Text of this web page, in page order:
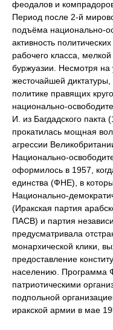
феодалов и
Период после 2-й
подъёма национально-
активность
рабочего класса,
буржуазии. Несмотря
жесточайшей
политике правящих
национально-
И. из Багдадского пакта
прокатилась мощная
агрессии
Национально-
оформилось в 1957,
единства (ФНЕ), в
Национально-
(Иракская партия
ПАСВ) и партия
предусматривала
монархической клики,
предоставление
населению. Программа
патриотическими
подпольной
иракской армии в мае